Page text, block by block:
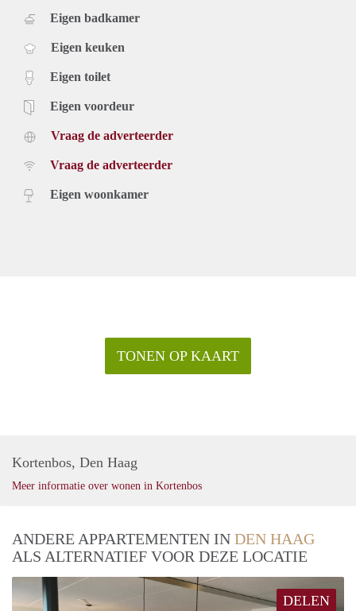
Eigen badkamer
Eigen keuken
Eigen toilet
Eigen voordeur
Vraag de adverteerder
Vraag de adverteerder
Eigen woonkamer
TONEN OP KAART
Kortenbos, Den Haag
Meer informatie over wonen in Kortenbos
ANDERE APPARTEMENTEN IN DEN HAAG
ALS ALTERNATIEF VOOR DEZE LOCATIE
DELEN